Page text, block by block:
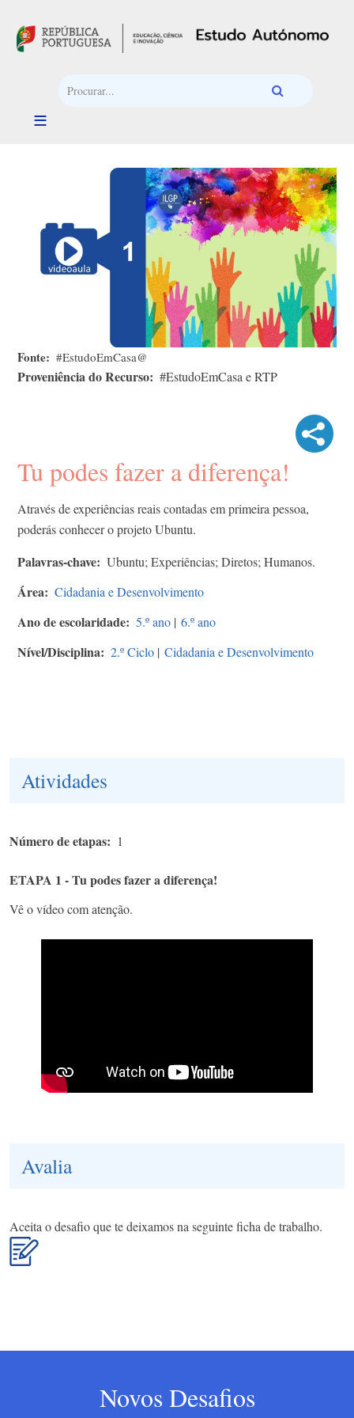
Fonte #EstudoEmCasa@
Proveniência do Recurso #EstudoEmCasa e RTP
Tu podes fazer a diferença!
Através de experiências reais contadas em primeira pessoa,
poderás conhecer o projeto Ubuntu.
Palavras-chave Ubuntu; Experiências; Diretos; Humanos.
Área Cidadania e Desenvolvimento
Ano de escolaridade 5.º ano | 6.º ano
Nível/Disciplina 2.º Ciclo | Cidadania e Desenvolvimento
Atividades
Número de etapas 1
ETAPA 1 - Tu podes fazer a diferença!
Vê o vídeo com atenção.
Avalia
Aceita o desafio que te deixamos na seguinte ficha de trabalho.
Novos Desafios